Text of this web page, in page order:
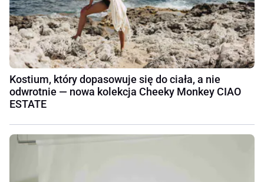
Kostium, który dopasowuje się do ciała, a nie
odwrotnie — nowa kolekcja Cheeky Monkey CIAO
ESTATE